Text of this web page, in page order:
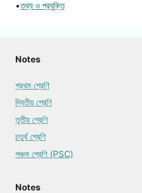
•তথ্য ও প্রযুক্তি
Notes
প্রথম শ্রেণি
দ্বিতীয় শ্রেণি
তৃতীয় শ্রেণি
চতুর্থ শ্রেণি
পঞ্চম শ্রেণি (PSC)
Notes